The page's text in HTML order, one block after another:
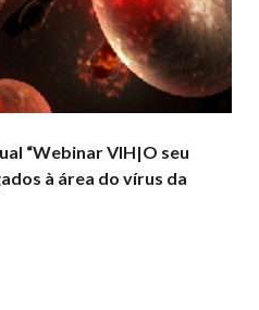
“Webinar VIH|O seu
à área do vírus da